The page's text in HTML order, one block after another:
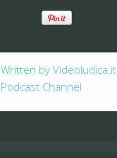
Written byVideoludica.it
Podcast Channel